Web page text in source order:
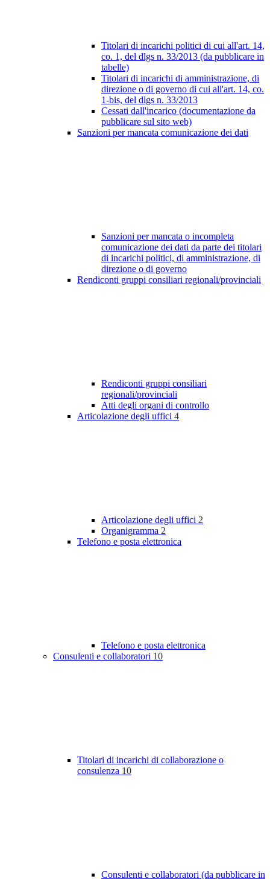
Titolari di incarichi politici di cui all'art. 14,
co. 1, del dlgs n. 33/2013 (da pubblicare in
tabelle)
Titolari di incarichi di amministrazione, di
direzione o di governo di cui all'art. 14, co.
1-bis, del dlgs n. 33/2013
Cessati dall'incarico (documentazione da
pubblicare sul sito web)
Sanzioni per mancata comunicazione dei dati
Sanzioni per mancata o incompleta
comunicazione dei dati da parte dei titolari
di incarichi politici, di amministrazione, di
direzione o di governo
Rendiconti gruppi consiliari regionali/provinciali
Rendiconti gruppi consiliari
regionali/provinciali
Atti degli organi di controllo
Articolazione degli uffici 4
Articolazione degli uffici 2
Organigramma 2
Telefono e posta elettronica
Telefono e posta elettronica
Consulenti e collaboratori 10
Titolari di incarichi di collaborazione o
consulenza 10
Consulenti e collaboratori (da pubblicare in